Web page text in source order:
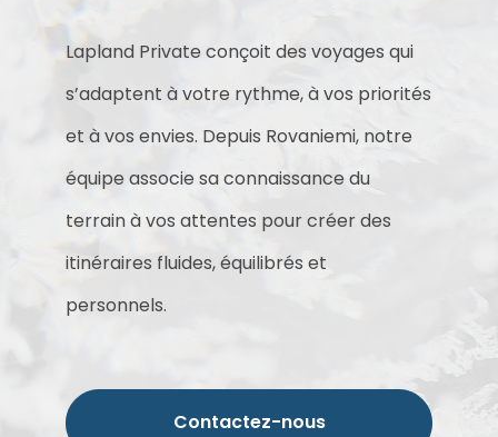
Lapland Private conçoit des voyages qui
s’adaptent à votre rythme, à vos priorités
et à vos envies. Depuis Rovaniemi, notre
équipe associe sa connaissance du
terrain à vos attentes pour créer des
itinéraires fluides, équilibrés et
personnels.
Contactez-nous